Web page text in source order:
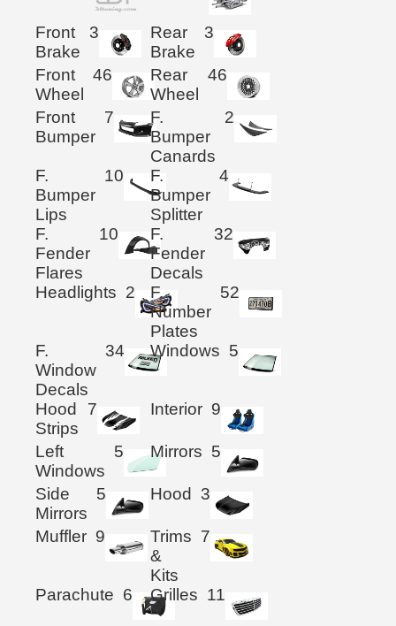
Front
Brake
3
Rear
Brake
3
Front
Wheel
46
Rear
Wheel
46
Front
Bumper
7
F.
Bumper
Canards
2
F.
Bumper
Lips
10
F.
Bumper
Splitter
4
F.
Fender
Flares
10
F.
Fender
Decals
32
Headlights 2
F.
Number
Plates
52
F.
Window
Decals
34 Windows 5
Hood
Strips
7 Interior 9
Left
Windows
5 Mirrors 5
Side
Mirrors
5 Hood 3
Muffler 9
Trims
&
Kits
7
Parachute 6 Grilles 11